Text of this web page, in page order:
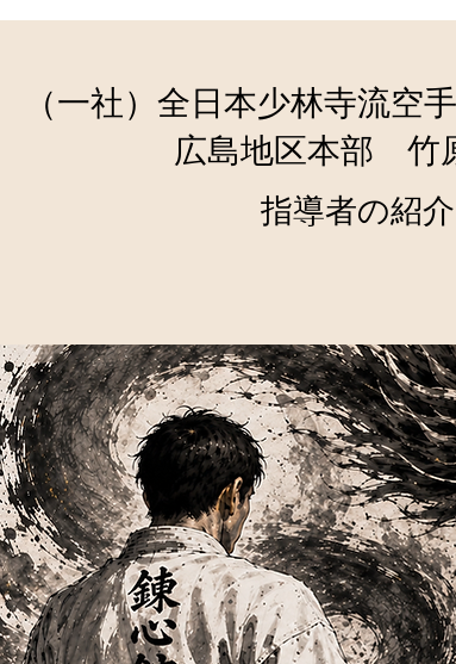
（一社）​全日本少林寺流空
広島地区本部 竹
指導者の紹介